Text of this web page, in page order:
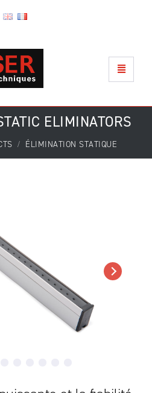
ELIMINATORS
ÉLIMINATION STATIQUE